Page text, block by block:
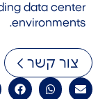
data center
environments.
צור קשר